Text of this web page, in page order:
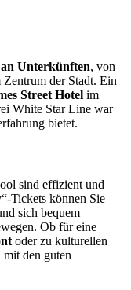
Unterkünften, von
Zentrum der Stadt. Ein
Street Hotel im
White Star Line war
bietet.
sind effizient und
Tickets können Sie
sich bequem
Ob für eine
oder zu kulturellen
mit den guten